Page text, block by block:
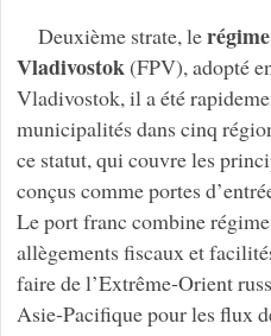
Deuxième strate, le
Vladivostok(FPV), adopté
Vladivostok, il a été
municipalités dans cinq
ce statut, qui couvre les
conçus comme portes
Le port franc combine
allègements fiscaux et
faire de l’Extrême‑Orient
Asie‑Pacifique pour les flux